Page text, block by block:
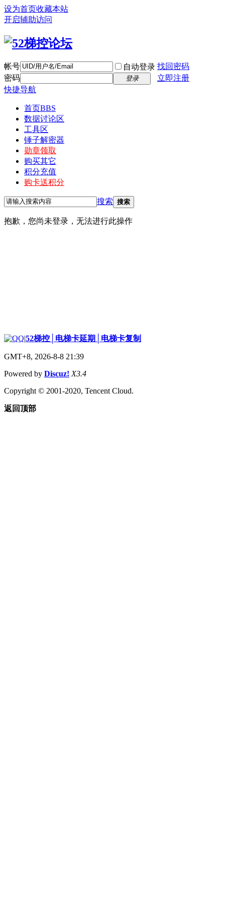
设为首页收藏本站
开启辅助访问
帐号 自动登录 找回密码
密码
登录
立即注册
快捷导航
首页BBS
数据讨论区
工具区
锤子解密器
勋章领取
购买其它
积分充值
购卡送积分
搜索 搜索
抱歉，您尚未登录，无法进行此操作
|52梯控│电梯卡延期│电梯卡复制
GMT+8, 2026-8-8 21:39
Powered by Discuz! X3.4
Copyright © 2001-2020, Tencent Cloud.
返回顶部